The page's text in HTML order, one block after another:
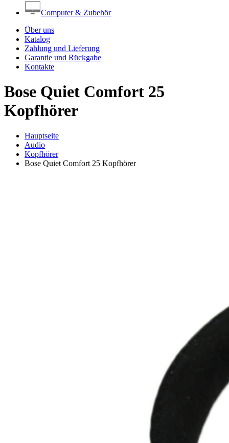
Computer & Zubehör
Über uns
Katalog
Zahlung und Lieferung
Garantie und Rückgabe
Kontakte
Bose Quiet Comfort 25
Kopfhörer
Hauptseite
Audio
Kopfhörer
Bose Quiet Comfort 25 Kopfhörer